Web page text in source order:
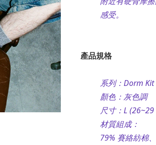
感受。
產品規格
系列：Dorm Kit
顏色：灰色調
尺寸：L
材質組成：
79% 賽絡紡棉